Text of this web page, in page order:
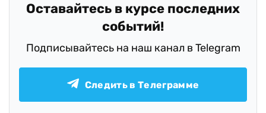
Оставайтесь в курсе последних
событий!
Подписывайтесь на наш канал в Telegram
Следить в Телеграмме